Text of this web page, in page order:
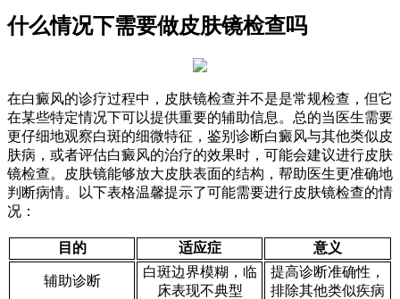
什么情况下需要做皮肤镜检查吗
在白癜风的诊疗过程中，皮肤镜检查并不是是常规检查，但它
在某些特定情况下可以提供重要的辅助信息。总的当医生需要
更仔细地观察白斑的细微特征，鉴别诊断白癜风与其他类似皮
肤病，或者评估白癜风的治疗的效果时，可能会建议进行皮肤
镜检查。皮肤镜能够放大皮肤表面的结构，帮助医生更准确地
判断病情。以下表格温馨提示了可能需要进行皮肤镜检查的情
况：
目的 适应症 意义
辅助诊断
白斑边界模糊，临
床表现不典型
提高诊断准确性，
排除其他类似疾病